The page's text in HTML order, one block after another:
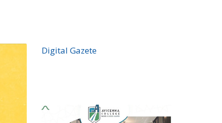
Digital Gazete